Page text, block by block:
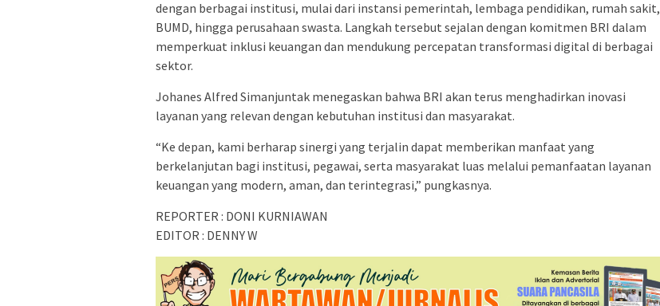
dengan berbagai institusi, mulai dari instansi pemerintah, lembaga pendidikan, rumah sakit,
BUMD, hingga perusahaan swasta. Langkah tersebut sejalan dengan komitmen BRI dalam
memperkuat inklusi keuangan dan mendukung percepatan transformasi digital di berbagai
sektor.
Johanes Alfred Simanjuntak menegaskan bahwa BRI akan terus menghadirkan inovasi
layanan yang relevan dengan kebutuhan institusi dan masyarakat.
“Ke depan, kami berharap sinergi yang terjalin dapat memberikan manfaat yang
berkelanjutan bagi institusi, pegawai, serta masyarakat luas melalui pemanfaatan layanan
keuangan yang modern, aman, dan terintegrasi,” pungkasnya.
REPORTER : DONI KURNIAWAN
EDITOR : DENNY W